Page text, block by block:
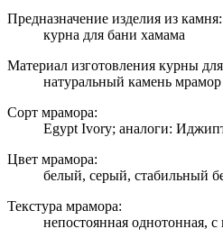
Предназначение изделия из камня:
курна для бани хамама
Материал изготовления курны
натуральный камень мрамор
Сорт мрамора:
Egypt Ivory; аналоги:
Цвет мрамора:
белый, серый, стабильный
Текстура мрамора:
непостоянная однотонная,